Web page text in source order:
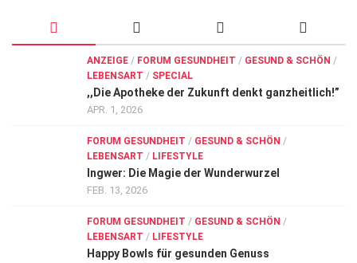
Kampf gegen Krebs
ANZEIGE / FORUM GESUNDHEIT / GESUND & SCHÖN /
LEBENSART / SPECIAL
,,Die Apotheke der Zukunft denkt ganzheitlich!”
APR. 1, 2026
FORUM GESUNDHEIT / GESUND & SCHÖN /
LEBENSART / LIFESTYLE
Ingwer: Die Magie der Wunderwurzel
FEB. 13, 2026
FORUM GESUNDHEIT / GESUND & SCHÖN /
LEBENSART / LIFESTYLE
Happy Bowls für gesunden Genuss